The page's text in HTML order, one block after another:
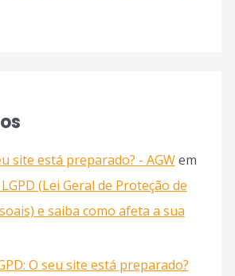
site está preparado? - AGWem
(Lei Geral de Proteção de
e saiba como afeta a sua
O seu site está preparado?